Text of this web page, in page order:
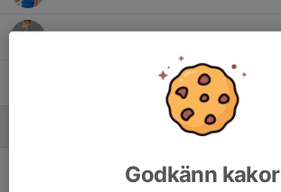
Svante Wester
Erik LarssonTränare
Godkänn kakor